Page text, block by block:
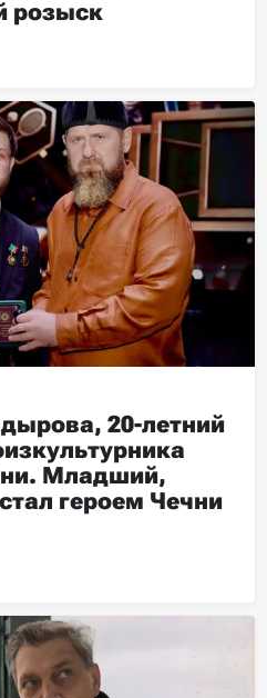
розыск
20-летний
Младший,
героем Чечни